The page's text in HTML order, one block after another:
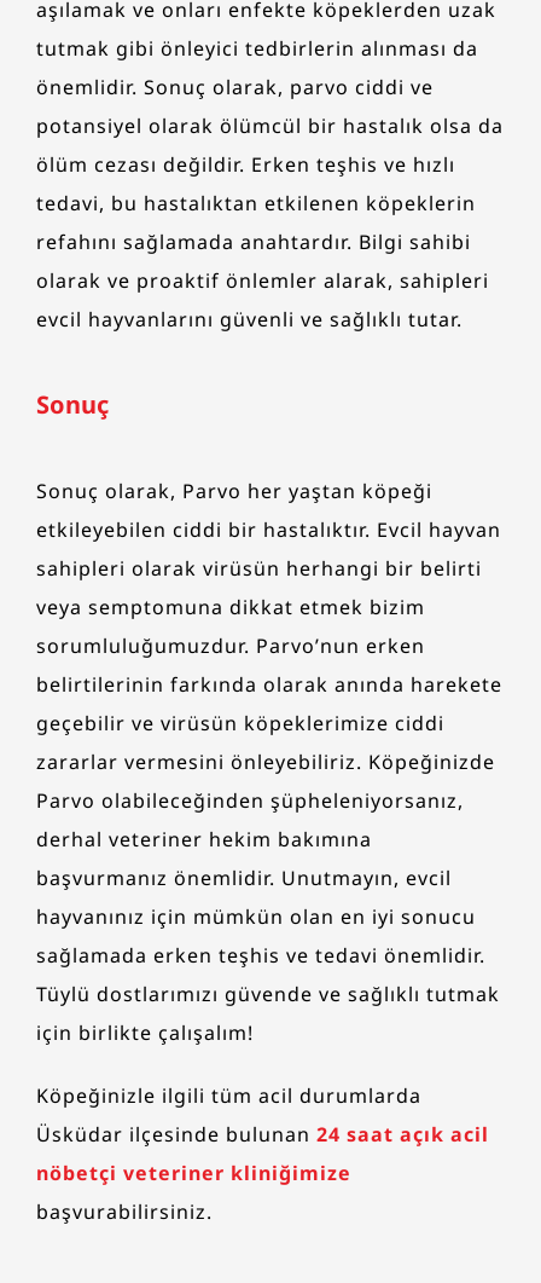
aşılamak ve onları enfekte köpeklerden uzak
tutmak gibi önleyici tedbirlerin alınması da
önemlidir. Sonuç olarak, parvo ciddi ve
potansiyel olarak ölümcül bir hastalık olsa da
ölüm cezası değildir. Erken teşhis ve hızlı
tedavi, bu hastalıktan etkilenen köpeklerin
refahını sağlamada anahtardır. Bilgi sahibi
olarak ve proaktif önlemler alarak, sahipleri
evcil hayvanlarını güvenli ve sağlıklı tutar.
Sonuç
Sonuç olarak, Parvo her yaştan köpeği
etkileyebilen ciddi bir hastalıktır. Evcil hayvan
sahipleri olarak virüsün herhangi bir belirti
veya semptomuna dikkat etmek bizim
sorumluluğumuzdur. Parvo’nun erken
belirtilerinin farkında olarak anında harekete
geçebilir ve virüsün köpeklerimize ciddi
zararlar vermesini önleyebiliriz. Köpeğinizde
Parvo olabileceğinden şüpheleniyorsanız,
derhal veteriner hekim bakımına
başvurmanız önemlidir. Unutmayın, evcil
hayvanınız için mümkün olan en iyi sonucu
sağlamada erken teşhis ve tedavi önemlidir.
Tüylü dostlarımızı güvende ve sağlıklı tutmak
için birlikte çalışalım!
Köpeğinizle ilgili tüm acil durumlarda
Üsküdar ilçesinde bulunan 24 saat açık acil
nöbetçi veteriner kliniğimize
başvurabilirsiniz.